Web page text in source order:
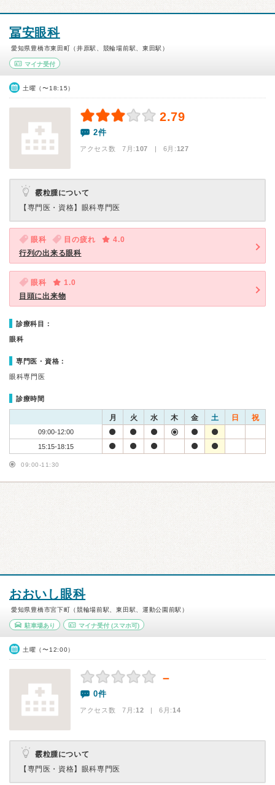
冨安眼科
愛知県豊橋市東田町（井原駅、競輪場前駅、東田駅）
マイナ受付
土曜（〜18:15）
2.79
2件
アクセス数 7月:107 | 6月:127
霰粒腫について
【専門医・資格】 眼科専門医
眼科 目の疲れ
4.0
行列の出来る眼科
眼科
1.0
目頭に出来物
診療科目：
眼科
専門医・資格：
眼科専門医
診療時間
月 火 水 木 金 土 日 祝
09:00-12:00
15:15-18:15
09:00-11:30
おおいし眼科
愛知県豊橋市宮下町（競輪場前駅、東田駅、運動公園前駅）
駐車場あり マイナ受付(スマホ可)
土曜（〜12:00）
－
0件
アクセス数 7月:12 | 6月:14
霰粒腫について
【専門医・資格】 眼科専門医